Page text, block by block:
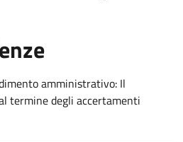
amministrativo: Il
termine degli accertamenti